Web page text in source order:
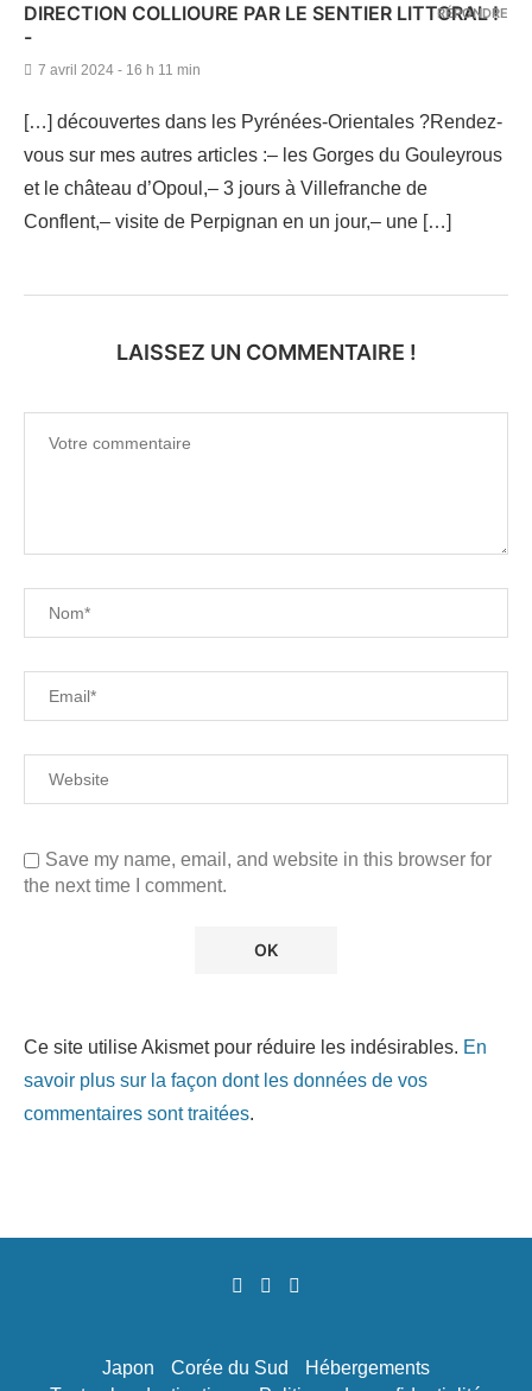
DIRECTION COLLIOURE PAR LE SENTIER LITTORAL !
-
7 avril 2024 - 16 h 11 min
[…] découvertes dans les Pyrénées-Orientales ?Rendez-
vous sur mes autres articles :– les Gorges du Gouleyrous
et le château d’Opoul,– 3 jours à Villefranche de
Conflent,– visite de Perpignan en un jour,– une […]
RÉPONDRE
LAISSEZ UN COMMENTAIRE !
Save my name, email, and website in this browser for
the next time I comment.
Ce site utilise Akismet pour réduire les indésirables. En
savoir plus sur la façon dont les données de vos
commentaires sont traitées.
Japon Corée du Sud
Hébergements